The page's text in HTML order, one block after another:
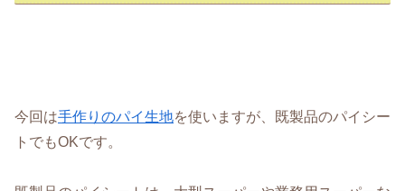
今回は手作りのパイ生地を使いますが、既製品のパイシー
トでもOKです。